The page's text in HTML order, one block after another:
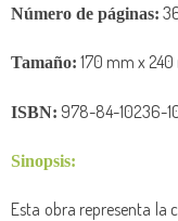
Número de páginas:
Tamaño: 170 mm x 240
ISBN: 978-84-10236-
Sinopsis:
Esta obra representa la